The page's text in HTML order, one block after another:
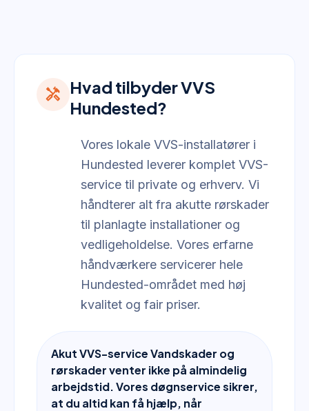
handyman Hvad tilbyder VVS
Hundested?
Vores lokale VVS-installatører i
Hundested leverer komplet VVS-
service til private og erhverv. Vi
håndterer alt fra akutte rørskader
til planlagte installationer og
vedligeholdelse. Vores erfarne
håndværkere servicerer hele
Hundested-området med høj
kvalitet og fair priser.
Akut VVS-service Vandskader og
rørskader venter ikke på almindelig
arbejdstid. Vores døgnservice sikrer,
at du altid kan få hjælp, når